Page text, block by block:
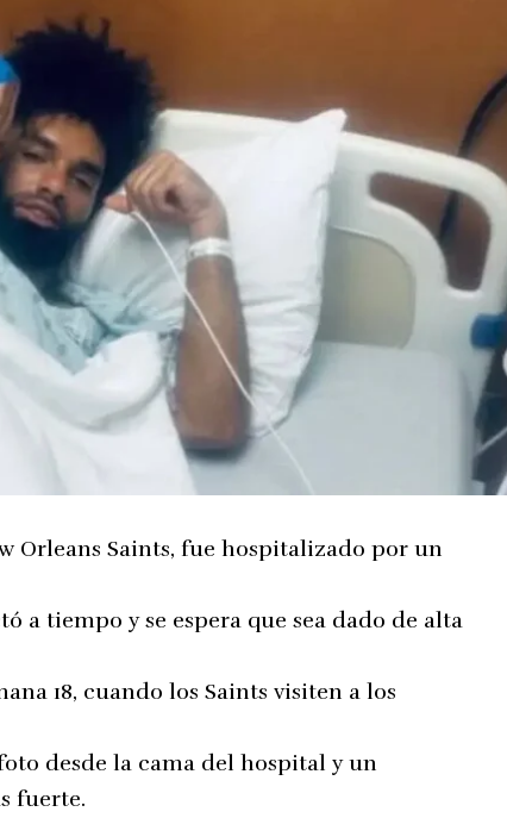
Orleans Saints, fue hospitalizado por un
a tiempo y se espera que sea dado de alta
18, cuando los Saints visiten a los
desde la cama del hospital y un
fuerte.